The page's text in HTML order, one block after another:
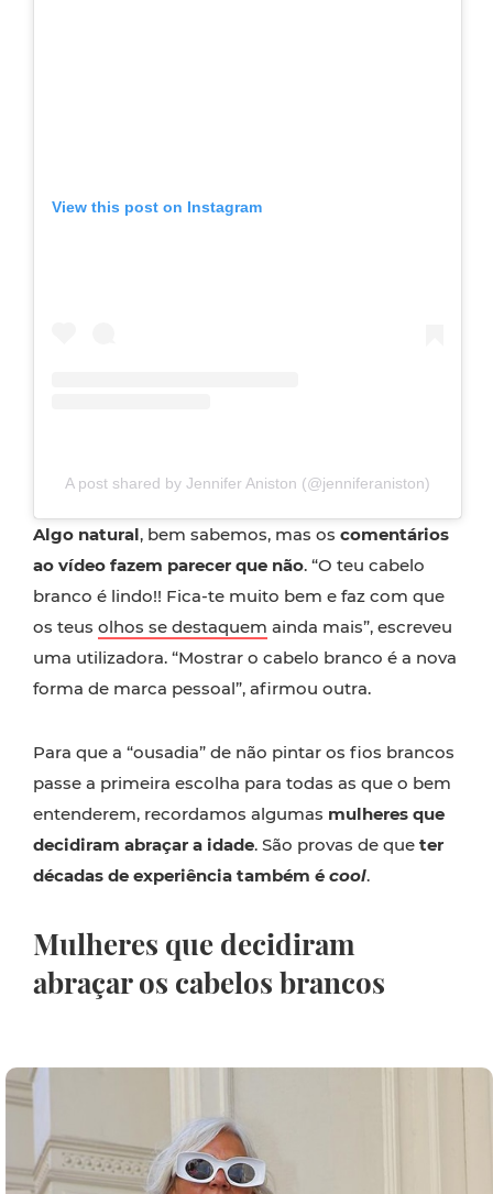
View this post on Instagram
A post shared by Jennifer Aniston (@jenniferaniston)
Algo natural, bem sabemos, mas os comentários
ao vídeo fazem parecer que não. “O teu cabelo
branco é lindo!! Fica-te muito bem e faz com que
os teus olhos se destaquem ainda mais”, escreveu
uma utilizadora. “Mostrar o cabelo branco é a nova
forma de marca pessoal”, afirmou outra.
Para que a “ousadia” de não pintar os fios brancos
passe a primeira escolha para todas as que o bem
entenderem, recordamos algumas mulheres que
decidiram abraçar a idade. São provas de que ter
décadas de experiência também é cool.
Mulheres que decidiram
abraçar os cabelos brancos